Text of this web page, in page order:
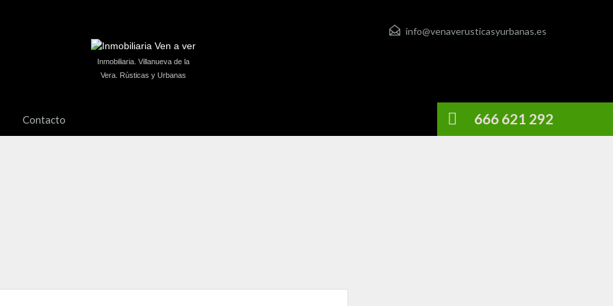
info@venaverusticasyurbanas.es
Inmobiliaria. Villanueva de la
Vera. Rústicas y Urbanas
Contacto 666 621 292